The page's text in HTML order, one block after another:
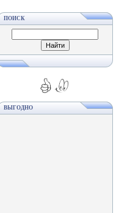
ПОИСК
ВЫГОДНО